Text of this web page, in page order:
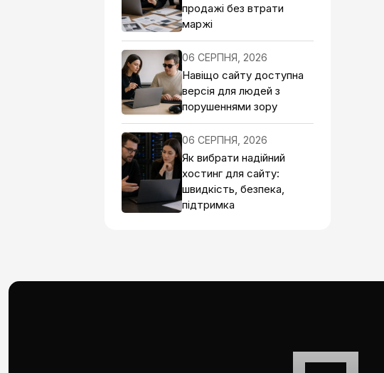
продажі без втрати
маржі
06 СЕРПНЯ, 2026
Навіщо сайту доступна
версія для людей з
порушеннями зору
06 СЕРПНЯ, 2026
Як вибрати надійний
хостинг для сайту:
швидкість, безпека,
підтримка